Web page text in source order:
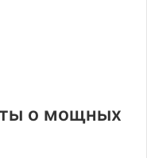
о мощных